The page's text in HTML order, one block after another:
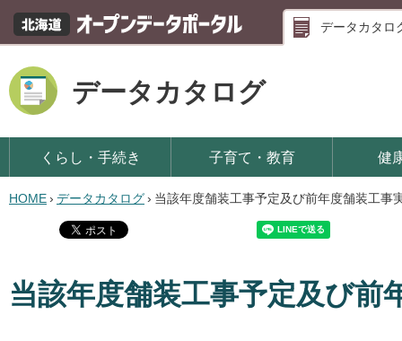
データカタロ
データカタログ
くらし・手続き 子育て・教育 健
HOME› データカタログ› 当該年度舗装工事予定及び前年度舗装工事
当該年度舗装工事予定及び前